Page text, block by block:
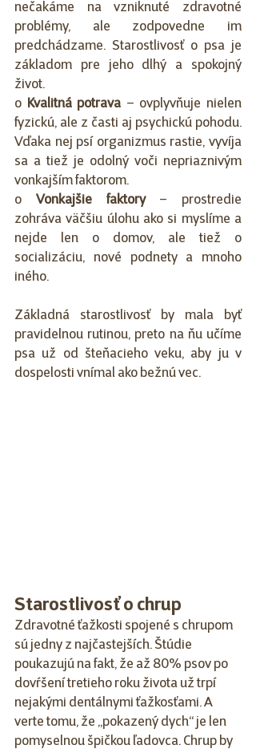
nečakáme na vzniknuté zdravotné
problémy, ale zodpovedne im
predchádzame. Starostlivosť o psa je
základom pre jeho dlhý a spokojný
život.
o Kvalitná potrava – ovplyvňuje nielen
fyzickú, ale z časti aj psychickú pohodu.
Vďaka nej psí organizmus rastie, vyvíja
sa a tiež je odolný voči nepriaznivým
vonkajším faktorom.
o Vonkajšie faktory – prostredie
zohráva väčšiu úlohu ako si myslíme a
nejde len o domov, ale tiež o
socializáciu, nové podnety a mnoho
iného.
Základná starostlivosť by mala byť
pravidelnou rutinou, preto na ňu učíme
psa už od šteňacieho veku, aby ju v
dospelosti vnímal ako bežnú vec.
Starostlivosť o chrup
Zdravotné ťažkosti spojené s chrupom
sú jedny z najčastejších. Štúdie
poukazujú na fakt, že až 80% psov po
dovŕšení tretieho roku života už trpí
nejakými dentálnymi ťažkosťami. A
verte tomu, že „pokazený dych“ je len
pomyselnou špičkou ľadovca. Chrup by